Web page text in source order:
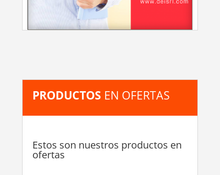
PRODUCTOS EN OFERTAS
Estos son nuestros productos en
ofertas